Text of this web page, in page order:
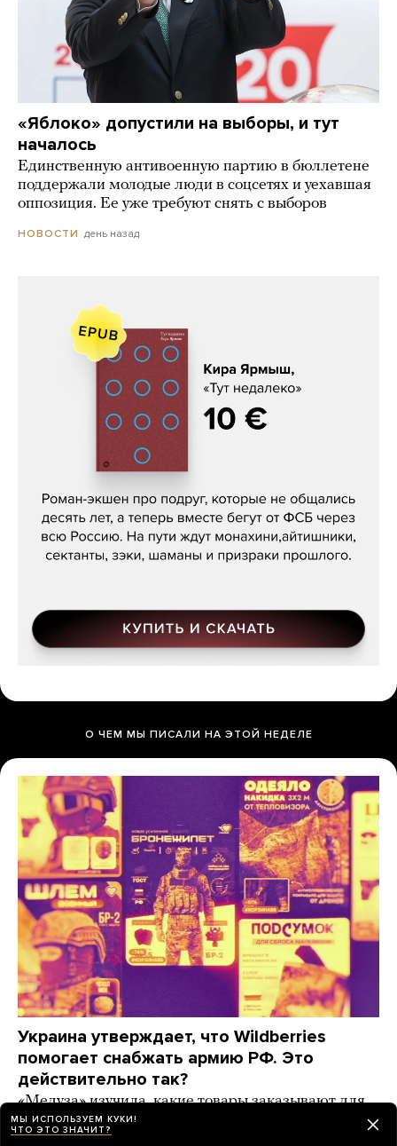
«Яблоко» допустили на выборы, и тут
началось
Единственную антивоенную партию в бюллетене
поддержали молодые люди в соцсетях и уехавшая
оппозиция. Ее уже требуют снять с выборов
НОВОСТИ день назад
Кира Ярмыш, «Тут недалеко»
О ЧЕМ МЫ ПИСАЛИ НА ЭТОЙ НЕДЕЛЕ
Украина утверждает, что Wildberries
помогает снабжать армию РФ. Это
действительно так?
«Медуза» изучила, какие товары заказывают для
фронта на маркетплейсах (спойлер: даже
пластиковые мешки для тел погибших)
МЫ ИСПОЛЬЗУЕМ КУКИ!
ЧТО ЭТО ЗНАЧИТ?